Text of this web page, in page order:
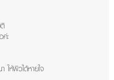
ะ
ให้ผิวได้หายใจ